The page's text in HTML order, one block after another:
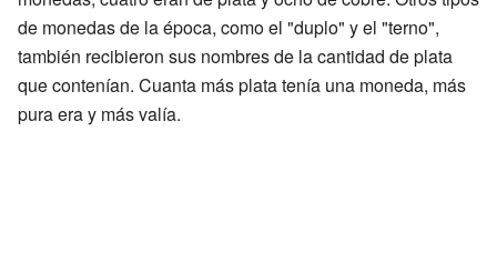
de monedas de la época, como el "duplo" y el "terno",
también recibieron sus nombres de la cantidad de plata
que contenían. Cuanta más plata tenía una moneda, más
pura era y más valía.